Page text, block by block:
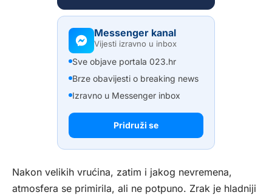
Messenger kanal
Vijesti izravno u inbox
Sve objave portala 023.hr
Brze obavijesti o breaking news
Izravno u Messenger inbox
Pridruži se
Nakon velikih vrućina, zatim i jakog nevremena,
atmosfera se primirila, ali ne potpuno. Zrak je hladniji